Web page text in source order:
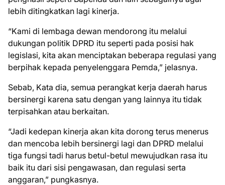
lebih ditingkatkan lagi kinerja.
“Kami di lembaga dewan mendorong itu melalui
dukungan politik DPRD itu seperti pada posisi hak
legislasi, kita akan menciptakan beberapa regulasi yang
berpihak kepada penyelenggara Pemda,” jelasnya.
Sebab, Kata dia, semua perangkat kerja daerah harus
bersinergi karena satu dengan yang lainnya itu tidak
terpisahkan atau berkaitan.
“Jadi kedepan kinerja akan kita dorong terus menerus
dan mencoba lebih bersinergi lagi dan DPRD melalui
tiga fungsi tadi harus betul-betul mewujudkan rasa itu
baik itu dari sisi pengawasan, dan regulasi serta
anggaran,” pungkasnya.